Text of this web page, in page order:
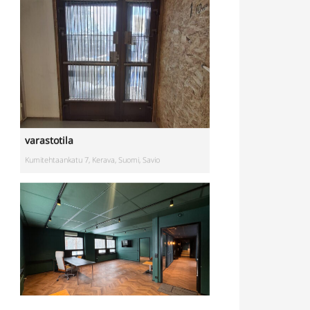
varastotila
Kumitehtaankatu 7, Kerava, Suomi, Savio
Toimistotila
Kivipyykintie 6, Vantaa, Suomi, Itä-Hakkila